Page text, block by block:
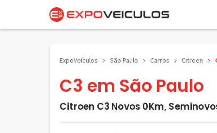
ExpoVeículos São Paulo Carros Citroen
C3 em São Paulo
Citroen C3 Novos 0Km,